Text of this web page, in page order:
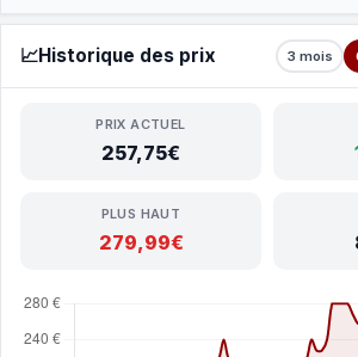
📈Historique des prix 3 mois
PRIX ACTUEL
257,75€
PLUS HAUT
279,99€